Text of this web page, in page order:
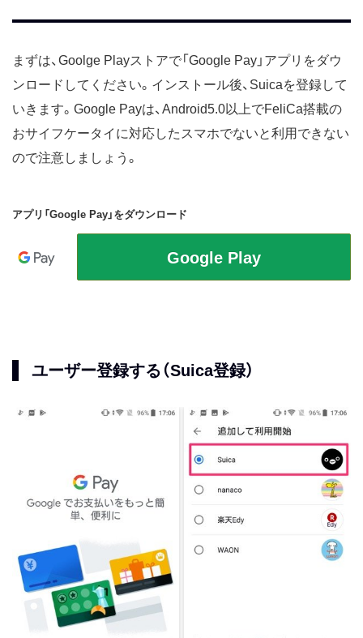
まずは、Goolge Playストアで「Google Pay」アプリをダウ
ンロードしてください。インストール後、Suicaを登録して
いきます。Google Payは、Android5.0以上でFeliCa搭載の
おサイフケータイに対応したスマホでないと利用できない
ので注意しましょう。
アプリ「Google Pay」をダウンロード
ユーザー登録する（Suica登録）